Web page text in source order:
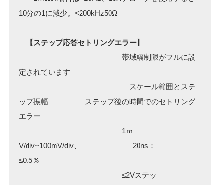
10分の1に減少。<200kHz50Ω
【ステップ応答セトリングエラー】
帯域幅制限がフルに設
定されています
スケール範囲とステ
ップ振幅 ステップ後の時間でのセトリング
エラー
1ｍ
V/div~100mV/div、 20ns：
≤0.5％
≤2Vステッ